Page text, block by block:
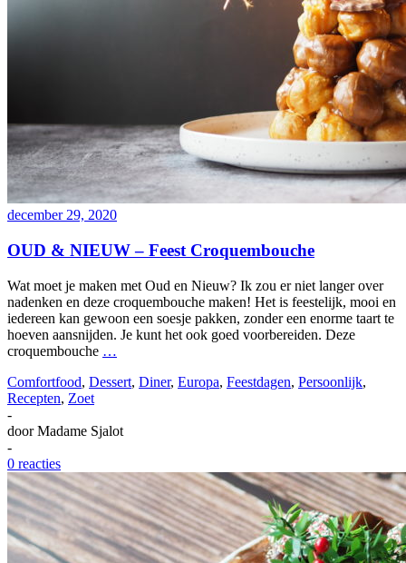
december 29, 2020
OUD & NIEUW – Feest Croquembouche
Wat moet je maken met Oud en Nieuw? Ik zou er niet langer over
nadenken en deze croquembouche maken! Het is feestelijk, mooi en
iedereen kan gewoon een soesje pakken, zonder een enorme taart te
hoeven aansnijden. Je kunt het ook goed voorbereiden. Deze
croquembouche …
Comfortfood, Dessert, Diner, Europa, Feestdagen, Persoonlijk,
Recepten, Zoet
-
doorMadame Sjalot
-
0 reacties